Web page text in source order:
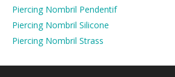
Piercing Nombril Pendentif
Piercing Nombril Silicone
Piercing Nombril Strass